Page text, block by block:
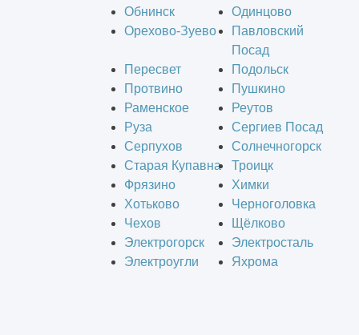
Обнинск
Одинцово
Орехово-Зуево
Павловский
Посад
Пересвет
Подольск
Протвино
Пушкино
Раменское
Реутов
Руза
Сергиев Посад
Серпухов
Солнечногорск
Старая Купавна
Троицк
Фрязино
Химки
Хотьково
Черноголовка
Чехов
Щёлково
Электрогорск
Электросталь
Электроугли
Яхрома